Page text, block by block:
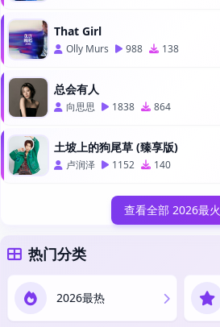
That Girl
Olly Murs 988 138
总会有人
向思思 1838 864
土坡上的狗尾草 (臻享版)
卢润泽 1152 140
查看全部 2026最火
热门分类
2026最热